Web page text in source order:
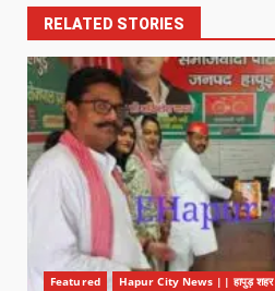
RELATED STORIES
Featured Hapur City News || हापुड़ शहर